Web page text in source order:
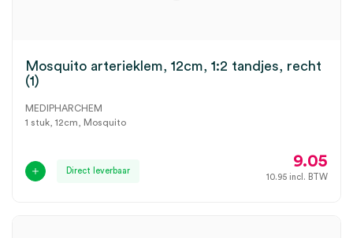
Mosquito arterieklem, 12cm, 1:2 tandjes, recht
(1)
MEDIPHARCHEM
1 stuk, 12cm, Mosquito
Direct leverbaar
9.05
10.95 incl. BTW